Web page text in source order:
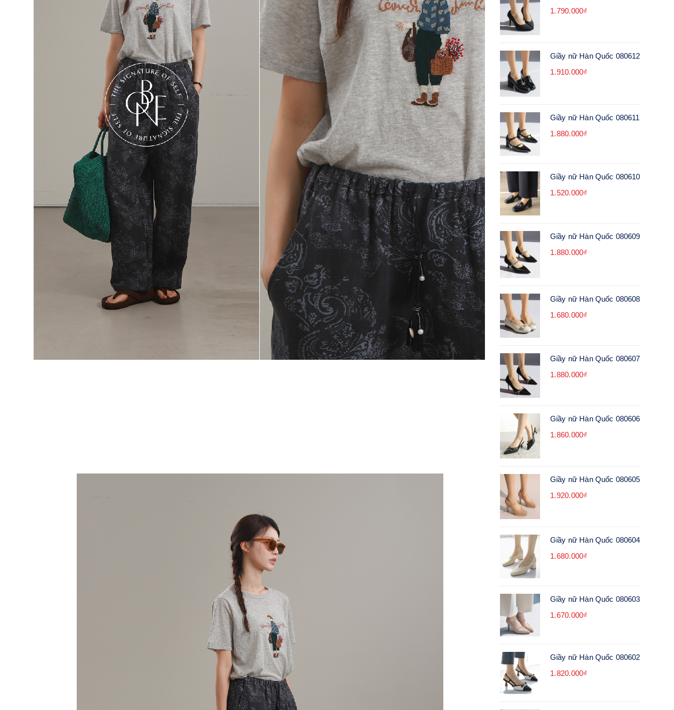
1.790.000₫
Giầy nữ Hàn Quốc 080612
1.910.000₫
Giầy nữ Hàn Quốc 080611
1.880.000₫
Giầy nữ Hàn Quốc 080610
1.520.000₫
Giầy nữ Hàn Quốc 080609
1.880.000₫
Giầy nữ Hàn Quốc 080608
1.680.000₫
Giầy nữ Hàn Quốc 080607
1.880.000₫
Giầy nữ Hàn Quốc 080606
1.860.000₫
Giầy nữ Hàn Quốc 080605
1.920.000₫
Giầy nữ Hàn Quốc 080604
1.680.000₫
Giầy nữ Hàn Quốc 080603
1.670.000₫
Giầy nữ Hàn Quốc 080602
1.820.000₫